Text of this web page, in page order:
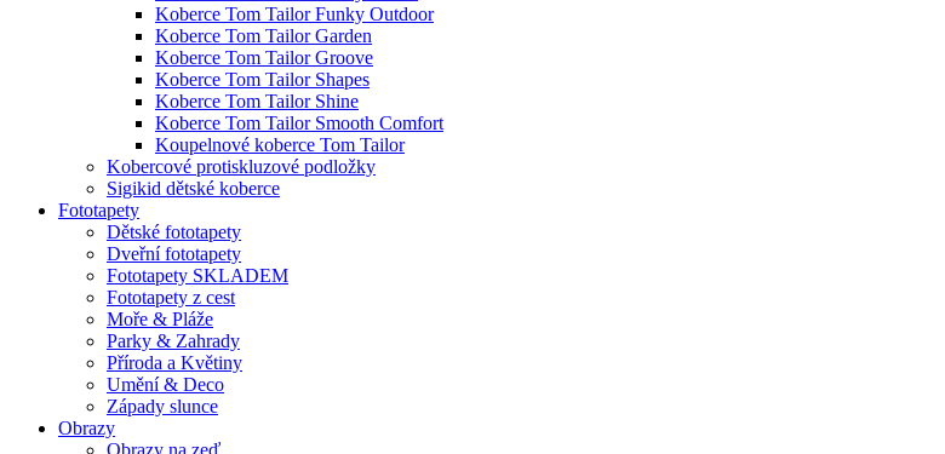
Koberce Tom Tailor Funky Outdoor
Koberce Tom Tailor Garden
Koberce Tom Tailor Groove
Koberce Tom Tailor Shapes
Koberce Tom Tailor Shine
Koberce Tom Tailor Smooth Comfort
Koupelnové koberce Tom Tailor
Kobercové protiskluzové podložky
Sigikid dětské koberce
Fototapety
Dětské fototapety
Dveřní fototapety
Fototapety SKLADEM
Fototapety z cest
Moře & Pláže
Parky & Zahrady
Příroda a Květiny
Umění & Deco
Západy slunce
Obrazy
Obrazy na zeď